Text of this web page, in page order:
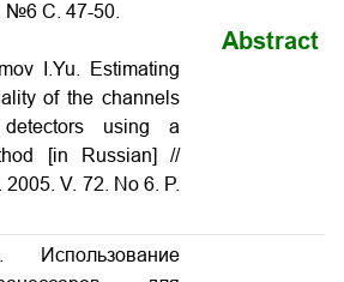
№6 С. 47-50.
I.Yu. Estimating
of the channels
using a
[in Russian] //
2005. V. 72. No 6. P.
Abstract